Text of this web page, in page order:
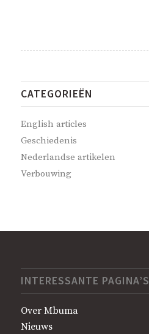
CATEGORIEËN
English articles
Geschiedenis
Nederlandse artikelen
Verbouwing
INTERESSANTE PAGINA’S
Over Mbuma
Nieuws